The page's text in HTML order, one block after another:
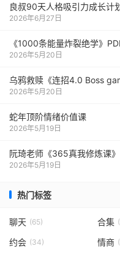
良叔90天人格吸引力成长计
2026年6月27日
《1000‮能条‬‎量‮裂炸‬‎绝学》
2026年5月20日
乌鸦救赎《连招4.0 Boss
2026年5月20日
蛇年顶阶情绪价值课
2026年5月19日
阮琦老师《365真我修炼课》
2026年5月19日
热门标签
聊天 (65) 合集
约会 (34) 情商